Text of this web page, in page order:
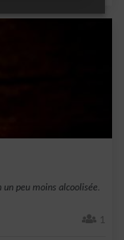
un peu moins alcoolisée.
1